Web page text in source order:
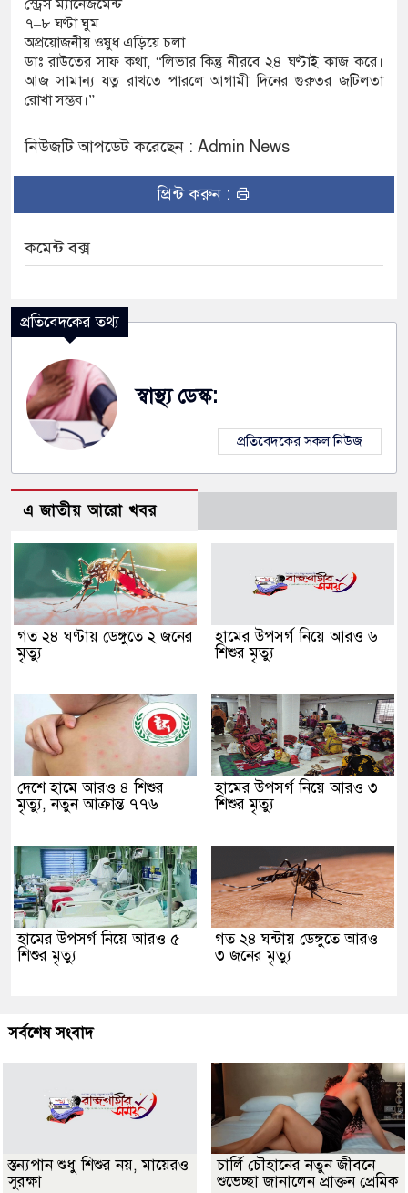
স্ট্রেস ম্যানেজমেন্ট
৭–৮ ঘণ্টা ঘুম
অপ্রয়োজনীয় ওষুধ এড়িয়ে চলা
ডাঃ রাউতের সাফ কথা, “লিভার কিন্তু নীরবে ২৪ ঘণ্টাই কাজ করে।
আজ সামান্য যত্ন রাখতে পারলে আগামী দিনের গুরুতর জটিলতা
রোখা সম্ভব।”
নিউজটি আপডেট করেছেন : Admin News
প্রিন্ট করুন :
কমেন্ট বক্স
প্রতিবেদকের তথ্য
স্বাস্থ্য ডেস্ক:
প্রতিবেদকের সকল নিউজ
এ জাতীয় আরো খবর
গত ২৪ ঘণ্টায় ডেঙ্গুতে ২ জনের
মৃত্যু
হামের উপসর্গ নিয়ে আরও ৬
শিশুর মৃত্যু
দেশে হামে আরও ৪ শিশুর
মৃত্যু, নতুন আক্রান্ত ৭৭৬
হামের উপসর্গ নিয়ে আরও ৩
শিশুর মৃত্যু
হামের উপসর্গ নিয়ে আরও ৫
শিশুর মৃত্যু
গত ২৪ ঘন্টায় ডেঙ্গুতে আরও
৩ জনের মৃত্যু
সর্বশেষ সংবাদ
স্তন্যপান শুধু শিশুর নয়, মায়েরও
সুরক্ষা
চার্লি চৌহানের নতুন জীবনে
শুভেচ্ছা জানালেন প্রাক্তন প্রেমিক